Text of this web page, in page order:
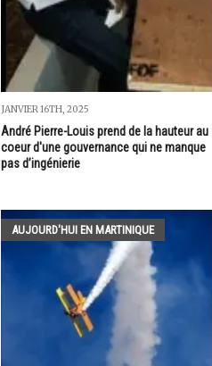
JANVIER 16TH, 2025
André Pierre-Louis prend de la hauteur au
coeur d'une gouvernance qui ne manque
pas d’ingénierie
AUJOURD'HUI EN MARTINIQUE